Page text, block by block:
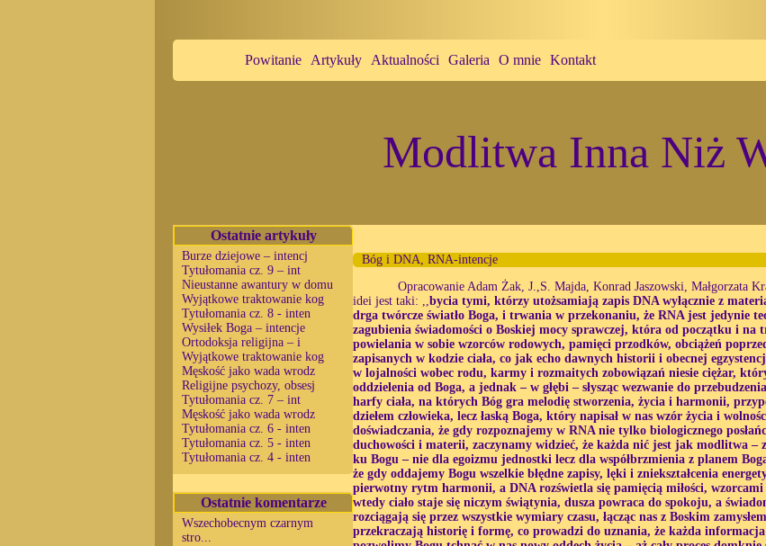
Powitanie Artykuły Aktualności Galeria O mnie Kontakt
Modlitwa Inna Niż
Ostatnie artykuły
Burze dziejowe – intencj
Tytułomania cz. 9 – int
Nieustanne awantury w domu
Wyjątkowe traktowanie kog
Tytułomania cz. 8 - inten
Wysiłek Boga – intencje
Ortodoksja religijna – i
Wyjątkowe traktowanie kog
Męskość jako wada wrodz
Religijne psychozy, obsesj
Tytułomania cz. 7 – int
Męskość jako wada wrodz
Tytułomania cz. 6 - inten
Tytułomania cz. 5 - inten
Tytułomania cz. 4 - inten
Ostatnie komentarze
Wszechobecnym czarnym
stro...
Bóg i DNA, RNA-intencje
Opracowanie Adam Żak, J.,S. Majda, Konrad Jaszowski, Małgorzata
idei jest taki: ,,bycia tymi, którzy utożsamiają zapis DNA wyłącznie z
drga twórcze światło Boga, i trwania w przekonaniu, że RNA jest jedynie
zagubienia świadomości o Boskiej mocy sprawczej, która od początku i na
powielania w sobie wzorców rodowych, pamięci przodków, obciążeń
zapisanych w kodzie ciała, co jak echo dawnych historii i obecnej
w lojalności wobec rodu, karmy i rozmaitych zobowiązań niesie ciężar,
oddzielenia od Boga, a jednak – w głębi – słysząc wezwanie do
harfy ciała, na których Bóg gra melodię stworzenia, życia i harmonii,
dziełem człowieka, lecz łaską Boga, który napisał w nas wzór życia i
doświadczania, że gdy rozpoznajemy w RNA nie tylko biologicznego
duchowości i materii, zaczynamy widzieć, że każda nić jest jak modlitwa –
ku Bogu – nie dla egoizmu jednostki lecz dla współbrzmienia z planem
że gdy oddajemy Bogu wszelkie błędne zapisy, lęki i zniekształcenia
pierwotny rytm harmonii, a DNA rozświetla się pamięcią miłości, wzorcami
wtedy ciało staje się niczym świątynia, dusza powraca do spokoju, a
rozciągają się przez wszystkie wymiary czasu, łącząc nas z Boskim
przekraczają historię i formę, co prowadzi do uznania, że każda